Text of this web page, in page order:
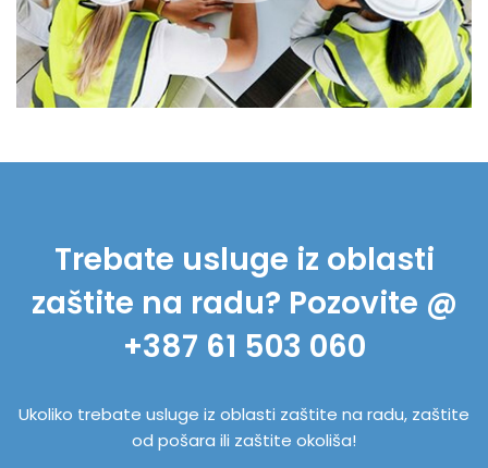
Trebate usluge iz oblasti
zaštite na radu? Pozovite @
+387 61 503 060
Ukoliko trebate usluge iz oblasti zaštite na radu, zaštite
od pošara ili zaštite okoliša!